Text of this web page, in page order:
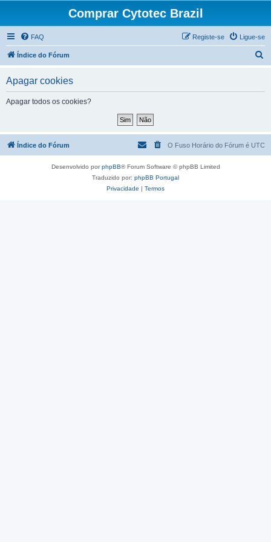
Comprar Cytotec Brazil
FAQ Ligue-se
Registe-se
Índice do Fórum
a
Apagar cookies
Apagar todos os cookies?
Índice do Fórum O Fuso Horário do Fórum é UTC
Desenvolvido porphpBB® Forum Software © phpBB Limited
Traduzido por: phpBB Portugal
Privacidade | Termos